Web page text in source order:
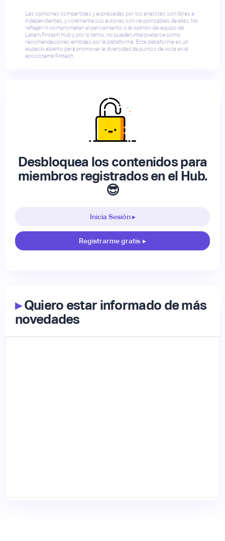
Las opiniones compartidas y expresadas por los analistas son libres e
independientes, y solamente sus autores son responsables de ellas. No
reflejan ni comprometen el pensamiento o la opinión del equipo de
Latam Fintech Hub y, por lo tanto, no pueden interpretarse como
recomendaciones emitidas por la plataforma. Esta plataforma es un
espacio abierto para promover la diversidad de puntos de vista en el
ecosistema Fintech.
Desbloquea los contenidos para
miembros registrados en el Hub.
😎
Inicia Sesión ▸
Registrarme gratis ▸
▸Quiero estar informado de más
novedades